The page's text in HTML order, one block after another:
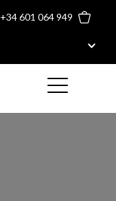
+34 601 064 949